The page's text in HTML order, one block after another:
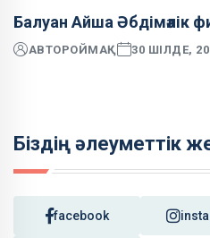
Балуан Айша Әбдімәлік
АВТОРОЙМАҚ 30 ШІЛДЕ,
Біздің әлеуметтік
facebook